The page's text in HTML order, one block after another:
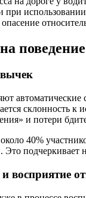
при
склонность
и потери
около 40%
восприятие